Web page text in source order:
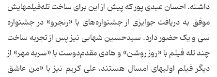
داشته. احسان عبدی پور که پیش از این برای ساخت تله‌فیلم‏هایش
موفق به دریافت جوایزی از جشنواره‌های با «رنجرو» در جشنواره
سی و یک حضور دارد. سیدحسین شهابی نیز پس از تجربه ساخت
چند تله فیلم با «روز روشن» و‏ هادی مقدم‌دوست با «سربه مهر» از
دیگر فیلم اولی‏های امسال هستند. علی کریم نیز با «من عاشق